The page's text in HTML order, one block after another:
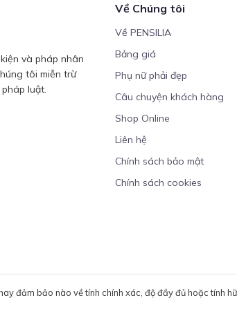
và pháp nhân
tôi miễn trừ
luật.
Về Chúng tôi
Về PENSILIA
Bảng giá
Phụ nữ phải đẹp
Câu chuyện khách hàng
Shop Online
Liên hệ
Chính sách bảo mật
Chính sách cookies
đảm bảo nào về tính chính xác, độ đầy đủ hoặc tính